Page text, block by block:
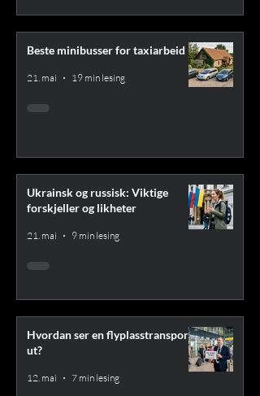
Beste minibusser for taxiarbeid
21. mai 19 min lesing
Ukrainsk og russisk: Viktige
forskjeller og likheter
21. mai 9 min lesing
Hvordan ser en flyplasstransport
ut?
12. mai 7 min lesing